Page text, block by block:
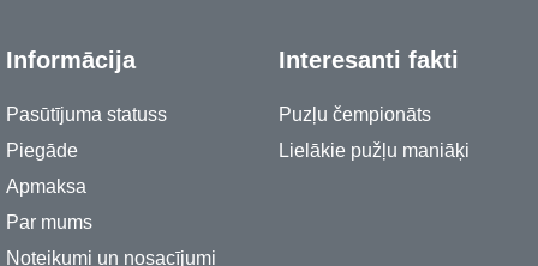
Informācija
Pasūtījuma statuss
Piegāde
Apmaksa
Par mums
Noteikumi un nosacījumi
Interesanti fakti
Puzļu čempionāts
Lielākie pužļu maniāķi